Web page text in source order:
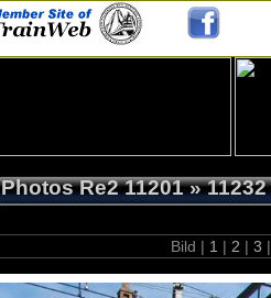
Photos Re2 11201»11232
Bild | 1 | 2 | 3 |